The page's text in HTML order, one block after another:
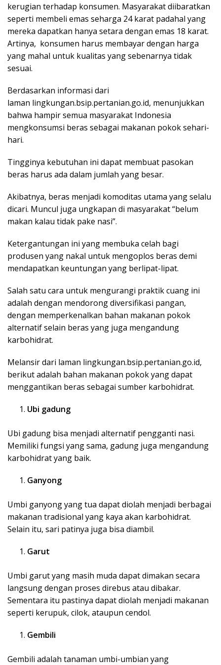
kerugian terhadap konsumen. Masyarakat diibaratkan
seperti membeli emas seharga 24 karat padahal yang
mereka dapatkan hanya setara dengan emas 18 karat.
Artinya, konsumen harus membayar dengan harga
yang mahal untuk kualitas yang sebenarnya tidak
sesuai.
Berdasarkan informasi dari
laman lingkungan.bsip.pertanian.go.id, menunjukkan
bahwa hampir semua masyarakat Indonesia
mengkonsumsi beras sebagai makanan pokok sehari-
hari.
Tingginya kebutuhan ini dapat membuat pasokan
beras harus ada dalam jumlah yang besar.
Akibatnya, beras menjadi komoditas utama yang selalu
dicari. Muncul juga ungkapan di masyarakat “belum
makan kalau tidak pake nasi”.
Ketergantungan ini yang membuka celah bagi
produsen yang nakal untuk mengoplos beras demi
mendapatkan keuntungan yang berlipat-lipat.
Salah satu cara untuk mengurangi praktik cuang ini
adalah dengan mendorong diversifikasi pangan,
dengan memperkenalkan bahan makanan pokok
alternatif selain beras yang juga mengandung
karbohidrat.
Melansir dari laman lingkungan.bsip.pertanian.go.id,
berikut adalah bahan makanan pokok yang dapat
menggantikan beras sebagai sumber karbohidrat.
Ubi gadung
Ubi gadung bisa menjadi alternatif pengganti nasi.
Memiliki fungsi yang sama, gadung juga mengandung
karbohidrat yang baik.
Ganyong
Umbi ganyong yang tua dapat diolah menjadi berbagai
makanan tradisional yang kaya akan karbohidrat.
Selain itu, sari patinya juga bisa diambil.
Garut
Umbi garut yang masih muda dapat dimakan secara
langsung dengan proses direbus atau dibakar.
Sementara itu pastinya dapat diolah menjadi makanan
seperti kerupuk, cilok, ataupun cendol.
Gembili
Gembili adalah tanaman umbi-umbian yang